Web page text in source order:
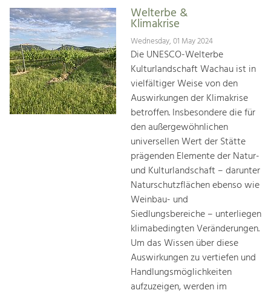
Increase in Regional Value Added.Welterbe &
Klimakrise
Wednesday, 01 May 2024
Die UNESCO-Welterbe
Kulturlandschaft Wachau ist in
vielfältiger Weise von den
Auswirkungen der Klimakrise
betroffen. Insbesondere die für
den außergewöhnlichen
universellen Wert der Stätte
prägenden Elemente der Natur-
und Kulturlandschaft – darunter
Naturschutzflächen ebenso wie
Weinbau- und
Siedlungsbereiche – unterliegen
klimabedingten Veränderungen.
Um das Wissen über diese
Auswirkungen zu vertiefen und
Handlungsmöglichkeiten
aufzuzeigen, werden im